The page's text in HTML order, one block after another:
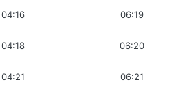
04:16 06:19
04:18 06:20
04:21 06:21